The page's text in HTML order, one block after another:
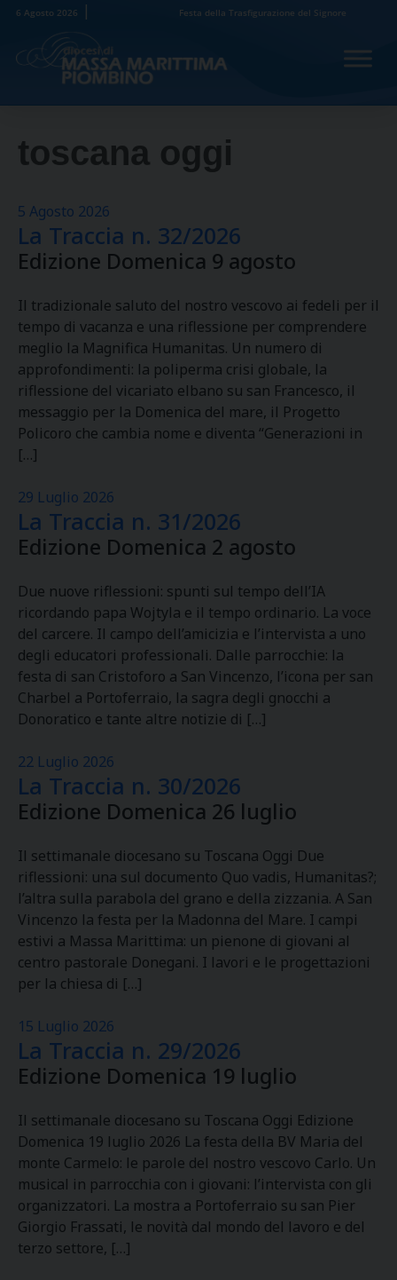
Skip
content
6 Agosto 2026 Festa della Trasfigurazione del Signore
toscana oggi
5 Agosto 2026
La Traccia n. 32/2026
Edizione Domenica 9 agosto
Il tradizionale saluto del nostro vescovo ai fedeli per il
tempo di vacanza e una riflessione per comprendere
meglio la Magnifica Humanitas. Un numero di
approfondimenti: la poliperma crisi globale, la
riflessione del vicariato elbano su san Francesco, il
messaggio per la Domenica del mare, il Progetto
Policoro che cambia nome e diventa “Generazioni in
[…]
29 Luglio 2026
La Traccia n. 31/2026
Edizione Domenica 2 agosto
Due nuove riflessioni: spunti sul tempo dell’IA
ricordando papa Wojtyla e il tempo ordinario. La voce
del carcere. Il campo dell’amicizia e l’intervista a uno
degli educatori professionali. Dalle parrocchie: la
festa di san Cristoforo a San Vincenzo, l’icona per san
Charbel a Portoferraio, la sagra degli gnocchi a
Donoratico e tante altre notizie di […]
22 Luglio 2026
La Traccia n. 30/2026
Edizione Domenica 26 luglio
Il settimanale diocesano su Toscana Oggi Due
riflessioni: una sul documento Quo vadis, Humanitas?;
l’altra sulla parabola del grano e della zizzania. A San
Vincenzo la festa per la Madonna del Mare. I campi
estivi a Massa Marittima: un pienone di giovani al
centro pastorale Donegani. I lavori e le progettazioni
per la chiesa di […]
15 Luglio 2026
La Traccia n. 29/2026
Edizione Domenica 19 luglio
Il settimanale diocesano su Toscana Oggi Edizione
Domenica 19 luglio 2026 La festa della BV Maria del
monte Carmelo: le parole del nostro vescovo Carlo. Un
musical in parrocchia con i giovani: l’intervista con gli
organizzatori. La mostra a Portoferraio su san Pier
Giorgio Frassati, le novità dal mondo del lavoro e del
terzo settore, […]